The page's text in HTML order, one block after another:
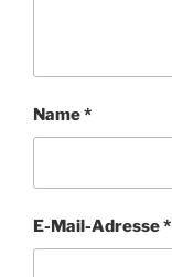
Name*
E-Mail-Adresse*